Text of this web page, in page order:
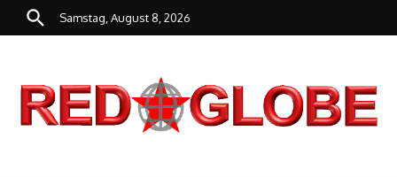
Zum Inhalt springen
Samstag, August 8, 2026